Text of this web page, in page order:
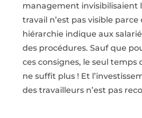
management invisibilisaient
travail n’est pas visible parce
hiérarchie indique aux
des procédures. Sauf que
ces consignes, le seul temps
ne suffit plus ! Et
des travailleurs n’est pas